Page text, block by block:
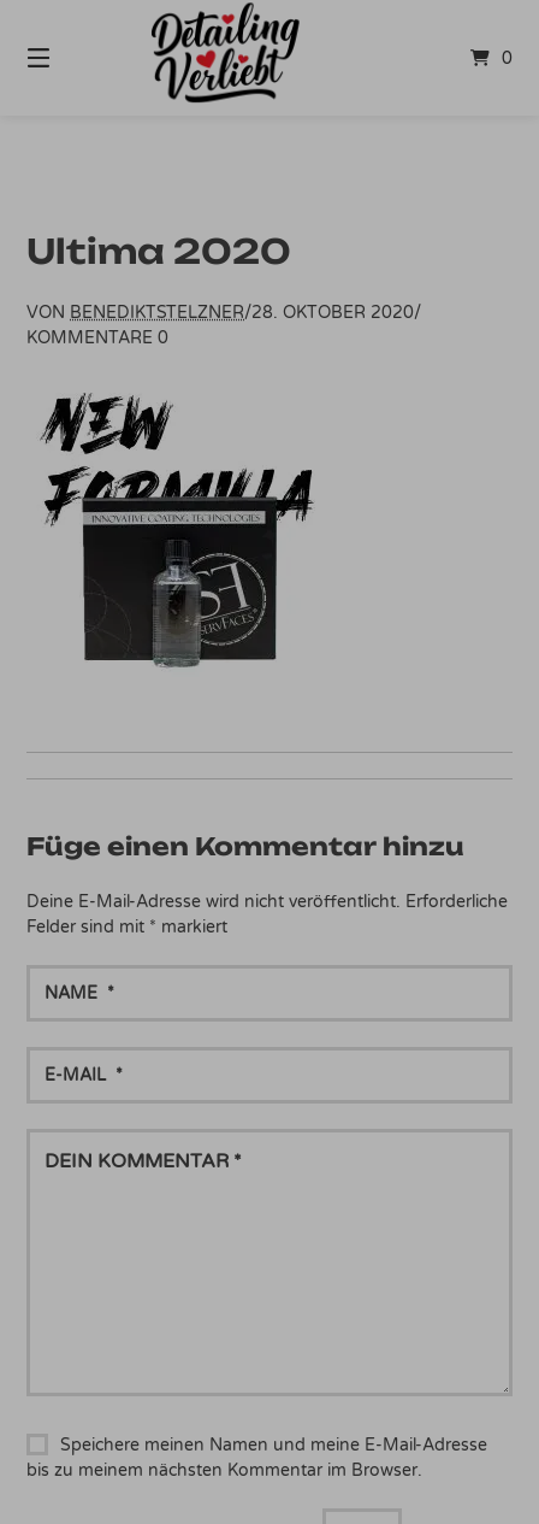
Inhalt
0
Ultima 2020
VON BENEDIKTSTELZNER/28. OKTOBER 2020/
KOMMENTARE 0
Füge einen Kommentar hinzu
Deine E-Mail-Adresse wird nicht veröffentlicht. Erforderliche
Felder sind mit * markiert
MAIL
KOMMENTAR
Speichere meinen Namen und meine E-Mail-Adresse
bis zu meinem nächsten Kommentar im Browser.